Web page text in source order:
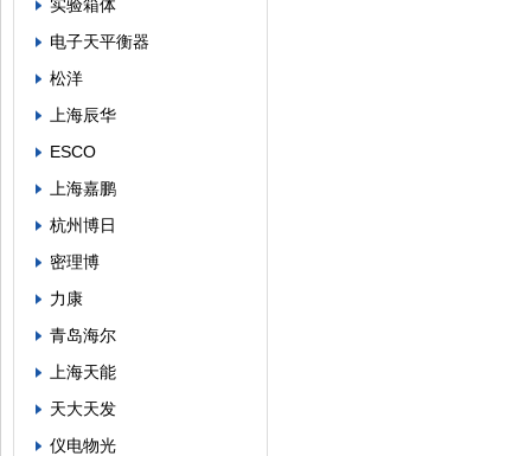
实验箱体
电子天平衡器
松洋
上海辰华
ESCO
上海嘉鹏
杭州博日
密理博
力康
青岛海尔
上海天能
天大天发
仪电物光